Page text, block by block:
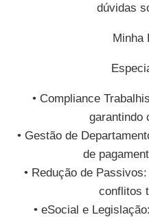
dúvidas
Minha
• Compliance
garantindo
• Gestão de
de
• Redução de
conflitos
• eSocial e